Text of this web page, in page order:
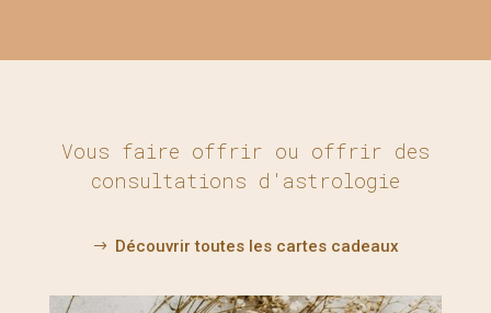
Vous faire offrir ou offrir des
consultations d'astrologie
$ Découvrir toutes les cartes cadeaux